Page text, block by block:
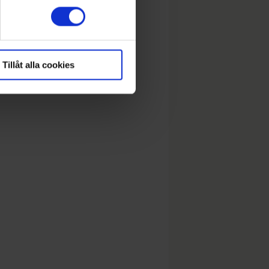
Tillåt alla cookies